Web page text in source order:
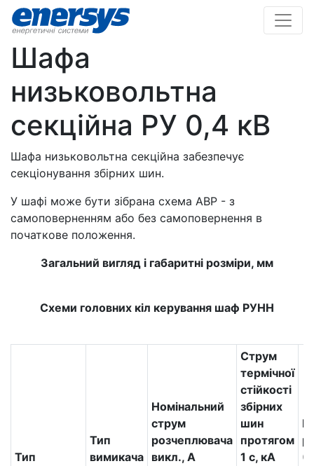
Шафа
низьковольтна
секційна РУ 0,4 кВ
Шафа низьковольтна секційна забезпечує
секціонування збірних шин.
У шафі може бути зібрана схема АВР - з
самоповерненням або без самоповернення в
початкове положення.
Загальний вигляд і габаритні розміри, мм
Схеми головних кіл керування шаф РУНН
Тип
Тип
вимикача
Номінальний
струм
розчеплювача
викл., А
Струм
термічної
стійкості
збірних
шин
протягом
1 с, кА